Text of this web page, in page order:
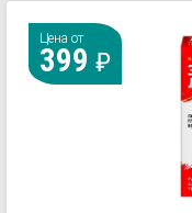
Цена от
399